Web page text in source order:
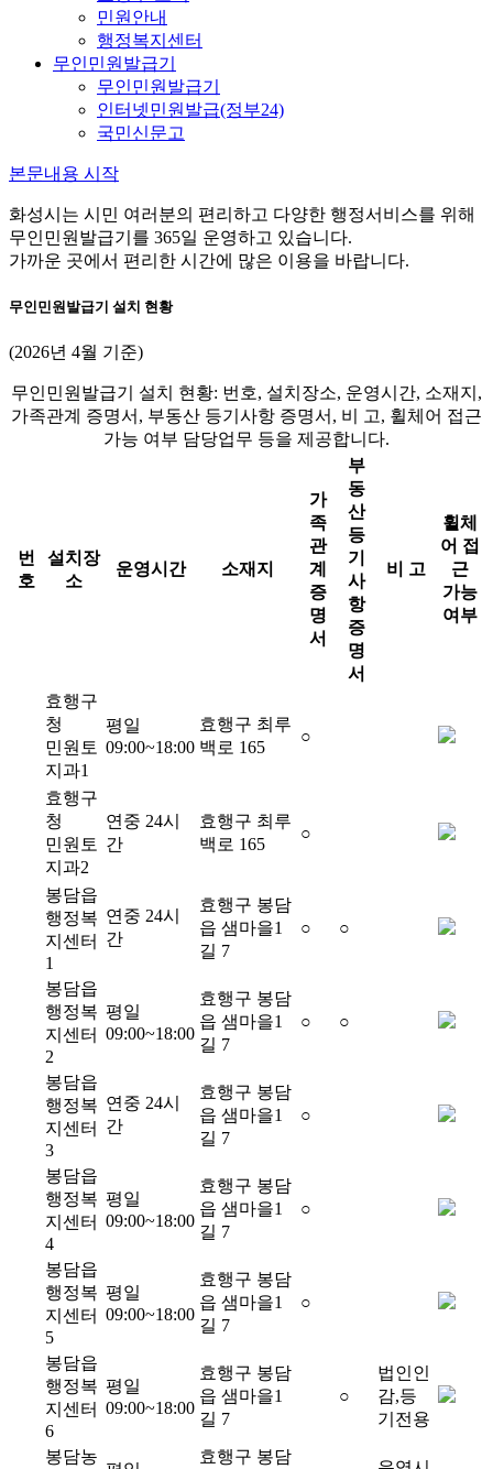
민원안내
행정복지센터
무인민원발급기
무인민원발급기
인터넷민원발급(정부24)
국민신문고
본문내용 시작
화성시는 시민 여러분의 편리하고 다양한 행정서비스를 위해
무인민원발급기를 365일 운영하고 있습니다.
가까운 곳에서 편리한 시간에 많은 이용을 바랍니다.
무인민원발급기 설치 현황
(2026년 4월 기준)
무인민원발급기 설치 현황: 번호, 설치장소, 운영시간, 소재지,
가족관계 증명서, 부동산 등기사항 증명서, 비 고, 휠체어 접근
가능 여부 담당업무 등을 제공합니다.
번
호
설치장
소
운영시간 소재지
가
족
관
계
증
명
서
부
동
산
등
기
사
항
증
명
서
비 고
휠체
어 접
근
가능
여부
효행구
청
민원토
지과1
평일
09:00~18:00
효행구 최루
백로 165
○
효행구
청
민원토
지과2
연중 24시
간
효행구 최루
백로 165
○
봉담읍
행정복
지센터
1
연중 24시
간
효행구 봉담
읍 샘마을1
길 7
○ ○
봉담읍
행정복
지센터
2
평일
09:00~18:00
효행구 봉담
읍 샘마을1
길 7
○ ○
봉담읍
행정복
지센터
3
연중 24시
간
효행구 봉담
읍 샘마을1
길 7
○
봉담읍
행정복
지센터
4
평일
09:00~18:00
효행구 봉담
읍 샘마을1
길 7
○
봉담읍
행정복
지센터
5
평일
09:00~18:00
효행구 봉담
읍 샘마을1
길 7
○
봉담읍
행정복
지센터
6
평일
09:00~18:00
효행구 봉담
읍 샘마을1
길 7
○
법인인
감,등
기전용
봉담농
효행구 봉담